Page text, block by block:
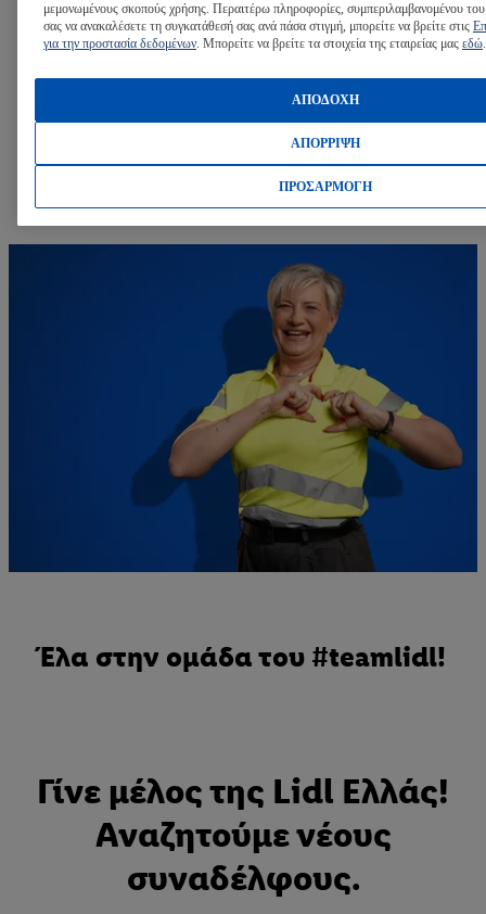
Ξέρουμε πόσο σημαντικό είναι να φροντίζουμε την
ομάδα μας! Μαζί μας θα βρεις:
Δώρα για τα νεογέννητα μέλη της ομάδας
Δεν υπάρχει μεγαλύτερη χαρά από το να υποδέχεσαι σπίτι το
Έλα στην ομάδα του #teamlidl!
Γίνε μέλος της Lidl Ελλάς!
Αναζητούμε νέους
συναδέλφους.
μεμονωμένους σκοπούς χρήσης. Περαιτέρω πληροφορίες, συμπεριλαμβανομένου
σας να ανακαλέσετε τη συγκατάθεσή σας ανά πάσα στιγμή, μπορείτε να βρείτε στις
για την προστασία δεδομένων . Μπορείτε να βρείτε τα στοιχεία της εταιρείας μας εδώ
ΑΠΟΡΡΙΨΗ
ΑΠΟΔΟΧΗ
ΠΡΟΣΑΡΜΟΓΗ